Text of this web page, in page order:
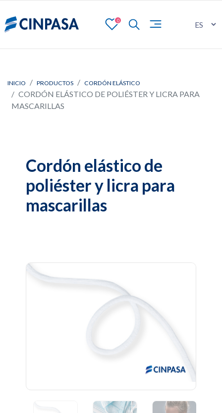
0
INICIO PRODUCTOS CORDÓN ELÁSTICO
CORDÓN ELÁSTICO DE POLIÉSTER Y LICRA PARA
MASCARILLAS
Cordón elástico de
poliéster y licra para
mascarillas